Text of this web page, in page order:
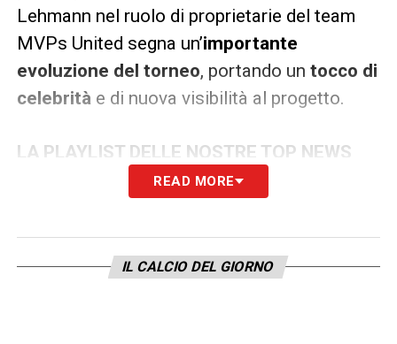
Lehmann nel ruolo di proprietarie del team
MVPs United segna un’importante
evoluzione del torneo, portando un tocco di
celebrità e di nuova visibilità al progetto.
LA PLAYLIST DELLE NOSTRE TOP NEWS
READ MORE
IL CALCIO DEL GIORNO